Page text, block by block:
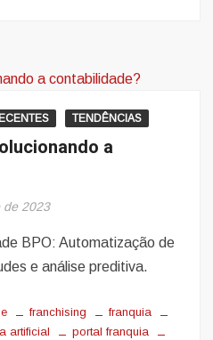
TENDÊNCIAS
a
de 2023
BPO: Automatização de
e análise preditiva.
franchising
franquia
artificial
portal franquia